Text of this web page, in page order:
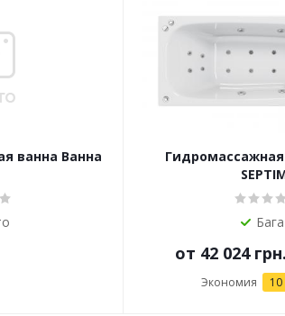
ванна Ванна
от 42 024 грн.
Экономия 10